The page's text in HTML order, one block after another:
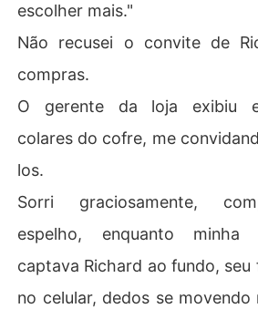
escolher mais."
Não recusei o convite de
compras.
O gerente da loja exibiu
colares do cofre, me
los.
Sorri graciosamente,
espelho, enquanto minha
captava Richard ao fundo,
no celular, dedos se movendo